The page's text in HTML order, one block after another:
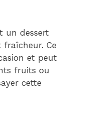
un dessert
Ce
et peut
fruits ou
cette